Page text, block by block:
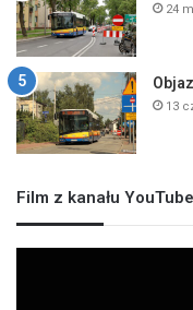
24
13
Film z kanału YouTube